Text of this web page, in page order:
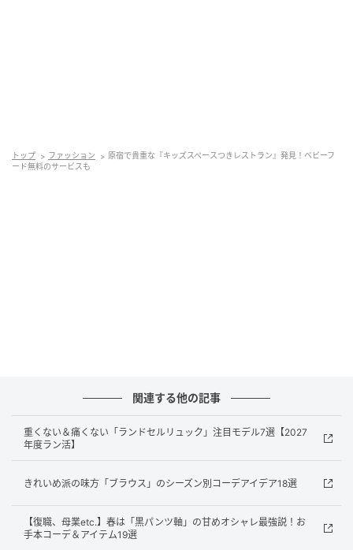
トップ ファッション
原宿で貴重な『キッズスペースつきレストラン』発見！ベビーフ
ード無料のサービスも
関連する他の記事
重くない＆痛くない「ランドセルリュック」注目モデル7選【2027
年度ラン活】
きれいめ派の味方「ブラウス」のシーズン別コーデアイデア18選
【復職、母業etc.】春は「黒パンツ軸」の甘めオシャレ最強説！お
手本コーデ＆アイテム19選